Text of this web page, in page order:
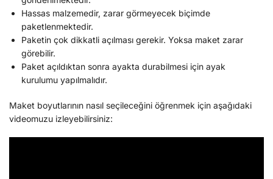
Hassas malzemedir, zarar görmeyecek biçimde
paketlenmektedir.
Paketin çok dikkatli açılması gerekir. Yoksa maket zarar
görebilir.
Paket açıldıktan sonra ayakta durabilmesi için ayak
kurulumu yapılmalıdır.
Maket boyutlarının nasıl seçileceğini öğrenmek için aşağıdaki
videomuzu izleyebilirsiniz: